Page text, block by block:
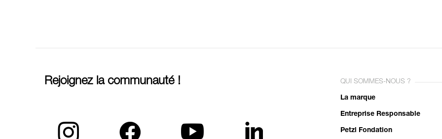
Rejoignez la communauté ! QUI SOMMES-NOUS ?
La marque
Entreprise Responsable
Petzl Fondation